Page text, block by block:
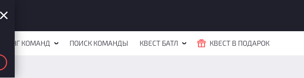
КОМАНД ПОИСК КОМАНДЫ КВЕСТ БАТЛ
КВЕСТ В ПОДАРОК